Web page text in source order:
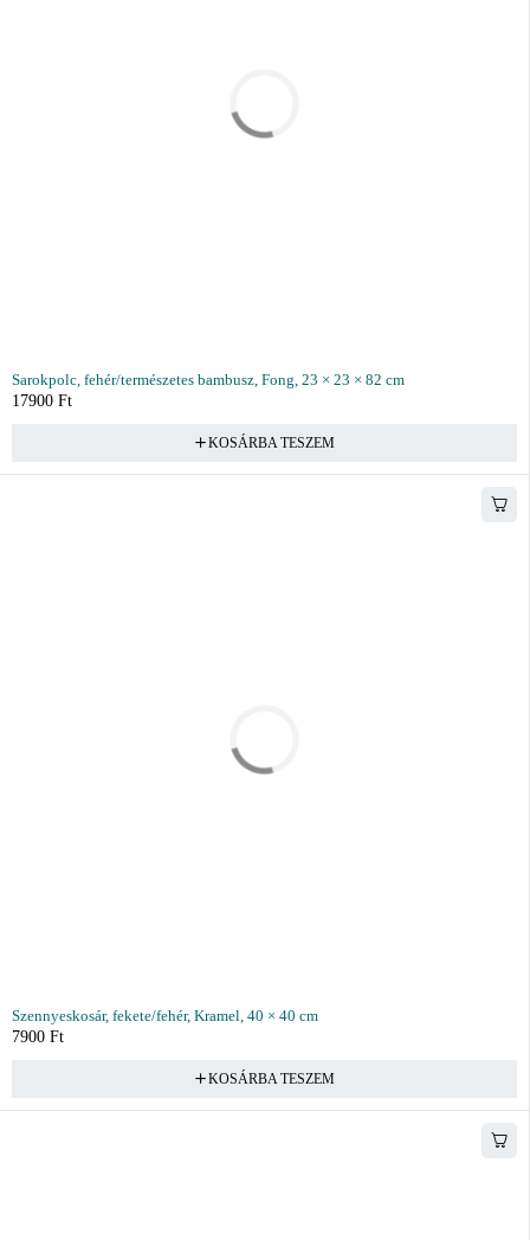
Sarokpolc, fehér/természetes bambusz, Fong, 23 × 23 × 82 cm
17900 Ft
KOSÁRBA TESZEM
Szennyeskosár, fekete/fehér, Kramel, 40 × 40 cm
7900 Ft
KOSÁRBA TESZEM